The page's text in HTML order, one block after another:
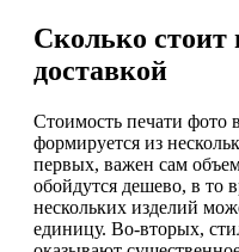
Сколько стоит
доставкой
Стоимость печати фото
формируется из
первых, важен сам
обойдутся дешево, в то
нескольких изделий
единицу. Во-вторых,